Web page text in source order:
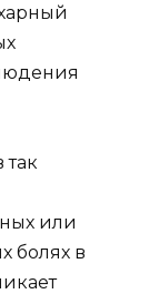
так
или
болях в